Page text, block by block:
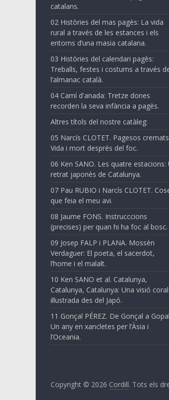
catalans.
02 Històries del mas pagès: La vida
rural a través de les estances i els
entorns d’una masia catalana.
03 Històries del calendari pagès:
Treballs, festes i costums a través
l’almanac català.
04 Camí d'anada: Tretze dones
recorden la seva infància a pagès.
Altres títols del nostre catàleg:
05 Narcís CLOTET. Pagesos
Vida i mort després del foc.
06 Ken SANO. Les quatre estacions:
retrat japonès de Catalunya.
07 Pau RUBIO i Narcís CLOTET.
que feia el meu avi.
08 Jaume FONS. Instrucccions
(precises) per quan hi ha foc al bosc.
09 Josep FALP i PLANA. Mossèn
Verdaguer: El poeta, el sacerdot,
l’home i el malalt.
10 Ken SANO et al. Catalunya,
Catalunya, Catalunya: Una visió
il·lustrada des del Japó.
11 Gonçal PÉREZ. De Gonçal a
Un any en xancletes per l’Àsia i
l’Oceania.
Copyright © 2026 Cordill. Tots els